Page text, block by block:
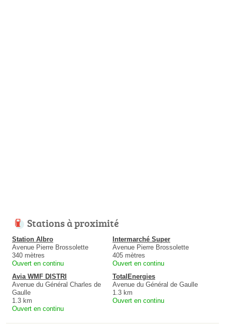
Stations à proximité
Station Albro
Avenue Pierre Brossolette
340 mètres
Ouvert en continu
Intermarché Super
Avenue Pierre Brossolette
405 mètres
Ouvert en continu
Avia WMF DISTRI
Avenue du Général Charles de
Gaulle
1.3 km
Ouvert en continu
TotalEnergies
Avenue du Général de Gaulle
1.3 km
Ouvert en continu